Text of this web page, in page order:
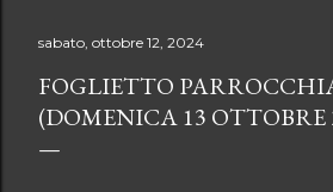
sabato, ottobre 12, 2024
FOGLIETTO
(DOMENICA 13 OTTOBRE